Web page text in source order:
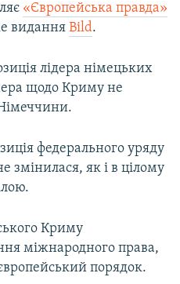
«Європейська правда»
видання Bild.
лідера німецьких
щодо Криму не
Німеччини.
федерального уряду
як і в цілому
Криму
міжнародного права,
порядок.